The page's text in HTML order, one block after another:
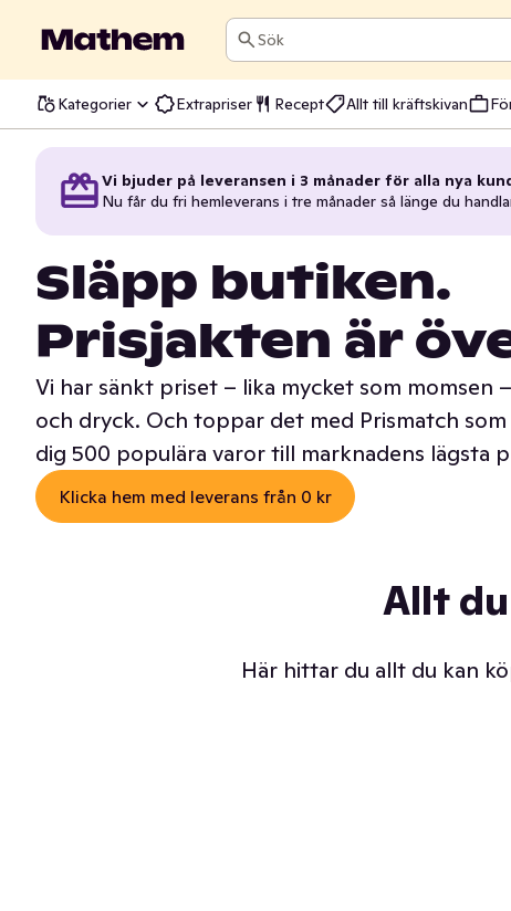
Sök
Kategorier Extrapriser Recept Allt till kräftskivan
Vi bjuder på leveransen i 3 månader för alla nya
Nu får du fri hemleverans i tre månader så länge du
Släpp butiken.
Prisjakten är
Vi har sänkt priset – lika mycket som momsen
och dryck. Och toppar det med Prismatch
dig 500 populära varor till marknadens lägsta
Klicka hem med leverans från 0 kr
Allt
Här hittar du allt du kan